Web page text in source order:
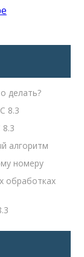
делать?
8.3
алгоритм
номеру
обработках